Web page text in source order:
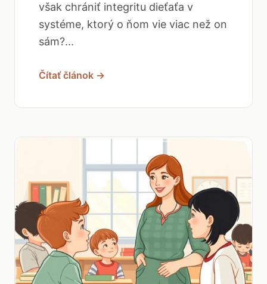
však chrániť integritu dieťaťa v
systéme, ktorý o ňom vie viac než on
sám?...
Čítať článok →